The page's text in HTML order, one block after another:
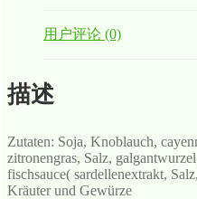
用户评论 (0)
描述
Zutaten: Soja, Knoblauch,
zitronengras, Salz,
fischsauce( sardellenextrakt,
Kräuter und Gewürze